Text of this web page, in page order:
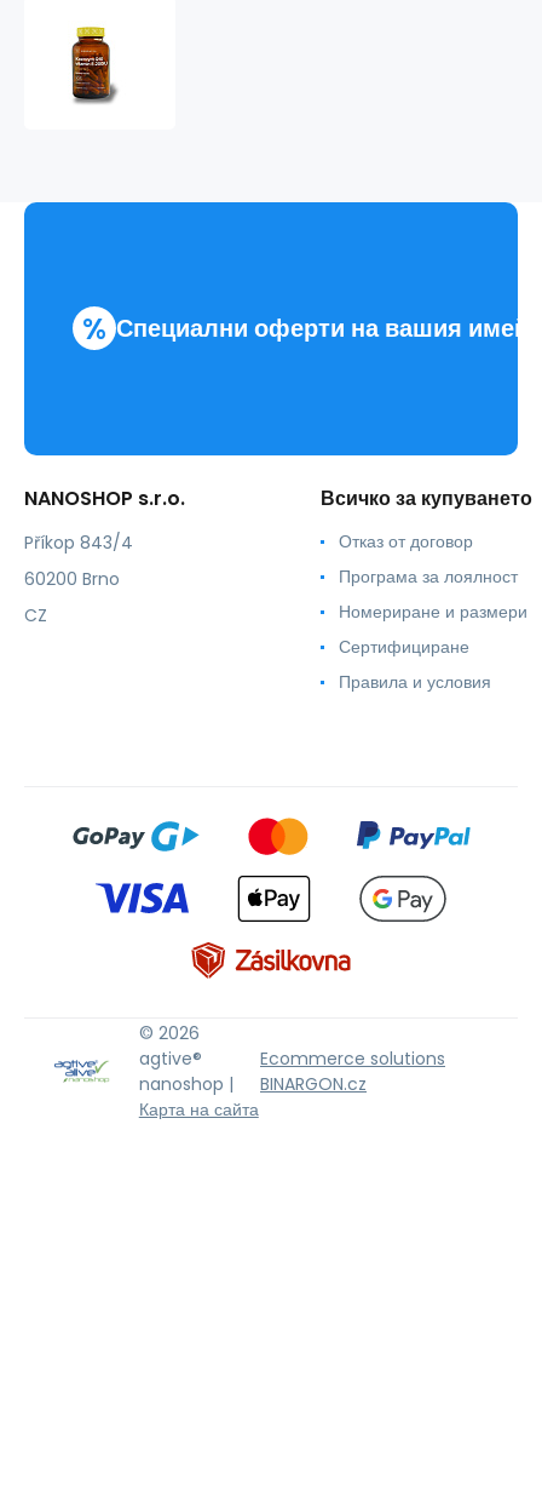
% Специални оферти на вашия
NANOSHOP s.r.o.
Příkop 843/4
60200 Brno
CZ
Всичко за купуването
Отказ от договор
Програма за лоялност
Номериране и размери
Сертифициране
Правила и условия
© 2026
agtive®
nanoshop |
Карта на сайта
Ecommerce solutions
BINARGON.cz